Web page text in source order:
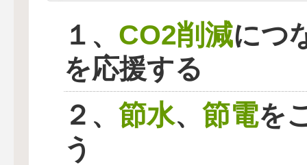
１、 CO2削減につ
を応援する
２、 節水、 節電を
う